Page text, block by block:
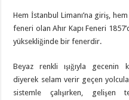
Hem İstanbul Limanı’na giriş,
feneri olan Ahır Kapı Feneri
yüksekliğinde bir fenerdir.
Beyaz renkli ışığıyla gecenin
diyerek selam verir geçen
sistemle çalışırken, gelişen